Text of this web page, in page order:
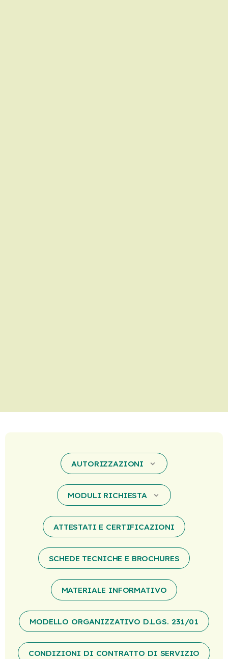
AUTORIZZAZIONI
MODULI RICHIESTA
ATTESTATI E CERTIFICAZIONI
SCHEDE TECNICHE E BROCHURES
MATERIALE INFORMATIVO
MODELLO ORGANIZZATIVO D.LGS. 231/01
CONDIZIONI DI CONTRATTO DI SERVIZIO